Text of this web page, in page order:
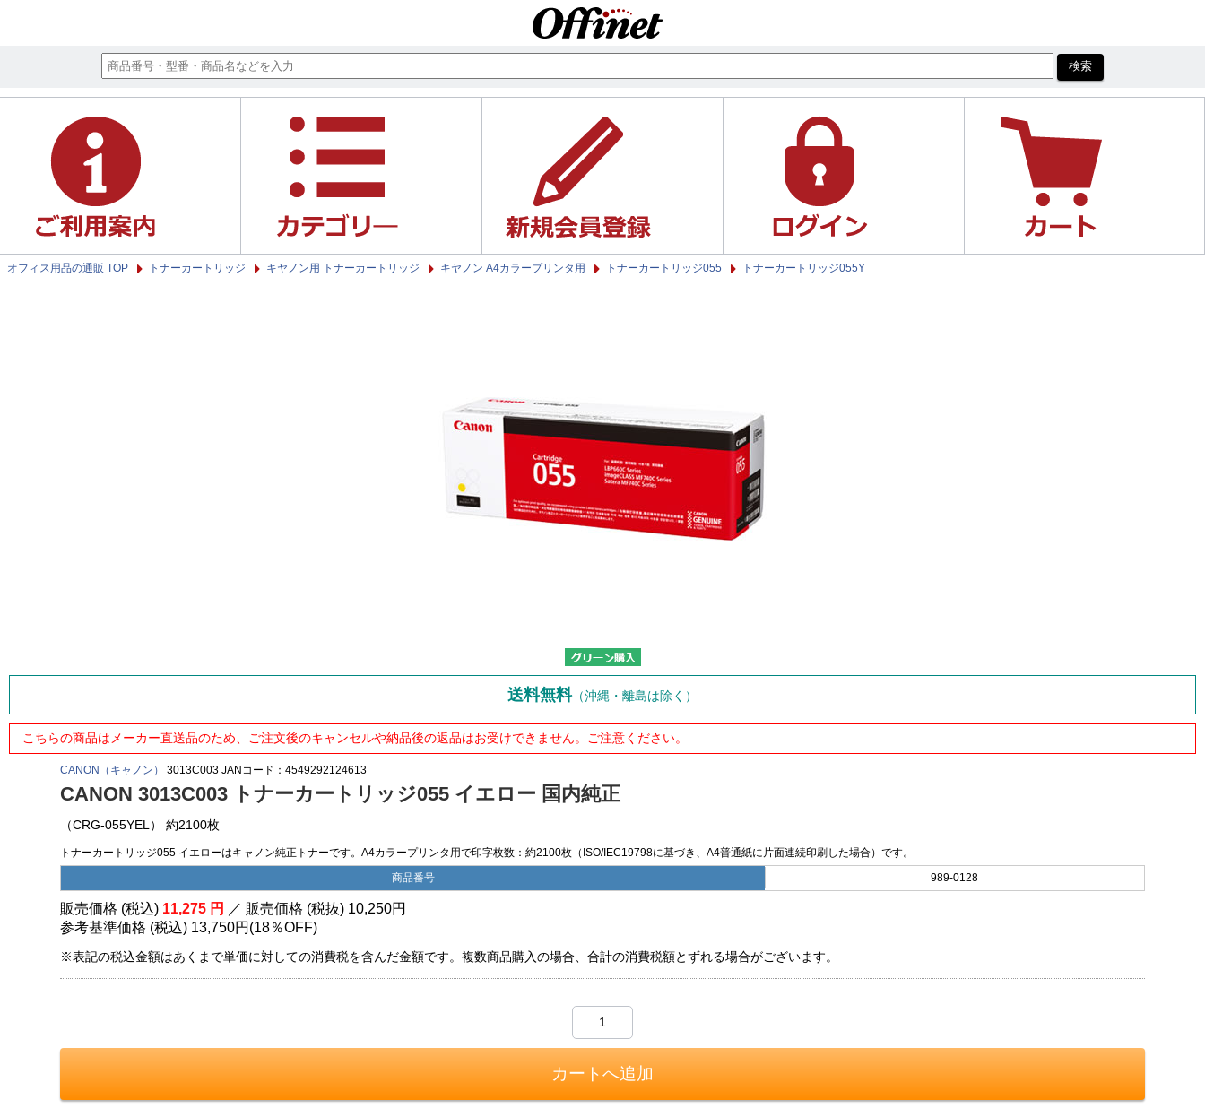
オフィス用品の通販 TOP トナーカートリッジ キヤノン用 トナーカートリッジ キヤノン A4カラープリンタ用 トナーカートリッジ055 トナーカートリッジ055Y
送料無料（沖縄・離島は除く）
こちらの商品はメーカー直送品のため、ご注文後のキャンセルや納品後の返品はお受けできません。ご注意ください。
CANON（キャノン） 3013C003 JANコード：4549292124613
CANON 3013C003 トナーカートリッジ055 イエロー 国内純正
（CRG-055YEL） 約2100枚
トナーカートリッジ055 イエローはキャノン純正トナーです。A4カラープリンタ用で印字枚数：約2100枚（ISO/IEC19798に基づき、A4普通紙に片面連続印刷した場合）です。
商品番号 989-0128
販売価格 (税込) 11,275 円 ／ 販売価格 (税抜) 10,250円
参考基準価格 (税込) 13,750円 (18％OFF)
※表記の税込金額はあくまで単価に対しての消費税を含んだ金額です。複数商品購入の場合、合計の消費税額とずれる場合がございます。